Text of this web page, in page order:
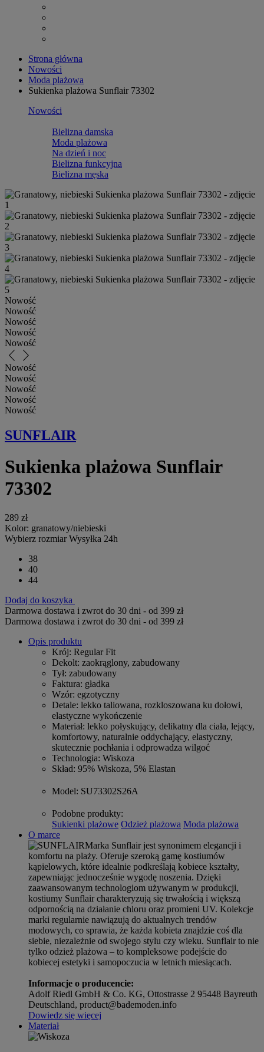
Strona główna
Nowości
Moda plażowa
Sukienka plażowa Sunflair 73302
Nowości
Bielizna damska
Moda plażowa
Na dzień i noc
Bielizna funkcyjna
Bielizna męska
Nowość
Nowość
Nowość
Nowość
Nowość
arrow_back_ios_new arrow_forward_ios
Nowość
Nowość
Nowość
Nowość
Nowość
SUNFLAIR
Sukienka plażowa Sunflair
73302
289 zł
Kolor: granatowy/niebieski
Wybierz rozmiar Wysyłka 24h
38
40
44
Dodaj do koszyka
Darmowa dostawa i zwrot do 30 dni - od 399 zł
Darmowa dostawa i zwrot do 30 dni - od 399 zł
Opis produktu
Krój: Regular Fit
Dekolt: zaokrąglony, zabudowany
Tył: zabudowany
Faktura: gładka
Wzór: egzotyczny
Detale: lekko taliowana, rozkloszowana ku dołowi,
elastyczne wykończenie
Materiał: lekko połyskujący, delikatny dla ciała, lejący,
komfortowy, naturalnie oddychający, elastyczny,
skutecznie pochłania i odprowadza wilgoć
Technologia: Wiskoza
Skład: 95% Wiskoza, 5% Elastan
Model: SU73302S26A
Podobne produkty:
Sukienki plażowe Odzież plażowa Moda plażowa
O marce
Marka Sunflair jest synonimem elegancji i
komfortu na plaży. Oferuje szeroką gamę kostiumów
kąpielowych, które idealnie podkreślają kobiece kształty,
zapewniając jednocześnie wygodę noszenia. Dzięki
zaawansowanym technologiom używanym w produkcji,
kostiumy Sunflair charakteryzują się trwałością i większą
odpornością na działanie chloru oraz promieni UV. Kolekcje
marki regularnie nawiązują do aktualnych trendów
modowych, co sprawia, że każda kobieta znajdzie coś dla
siebie, niezależnie od swojego stylu czy wieku. Sunflair to nie
tylko odzież plażowa – to kompleksowe podejście do
kobiecej estetyki i samopoczucia w letnich miesiącach.
Informacje o producencie:
Adolf Riedl GmbH & Co. KG, Ottostrasse 2 95448 Bayreuth
Deutschland, product@bademoden.info
Dowiedz się więcej
Materiał